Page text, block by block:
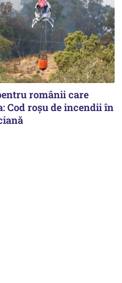
românii care
Cod roșu de incendii în